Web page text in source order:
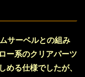
サーベルとの組み
ー系のクリアパーツ
める仕様でしたが、